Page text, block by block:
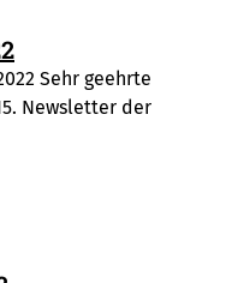
Sehr geehrte
Newsletter der